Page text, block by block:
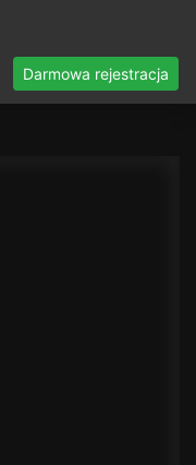
Darmowa rejestracja